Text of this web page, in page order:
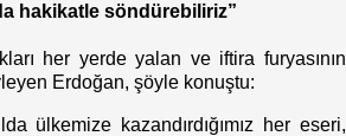
hakikatle söndürebiliriz”
her yerde yalan ve iftira furyasının
Erdoğan, şöyle konuştu:
ülkemize kazandırdığımız her eseri,